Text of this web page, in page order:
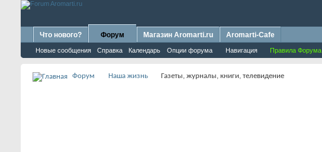
Что нового? Форум
Новые сообщения Справка Календарь Опции форума Навигация Правила Форума
Магазин Aromarti.ru Aromarti-Cafe
Форум Наша жизнь Газеты, журналы, книги, телевидение